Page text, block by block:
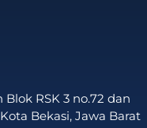
Blok RSK 3 no.72 dan
Bekasi, Jawa Barat